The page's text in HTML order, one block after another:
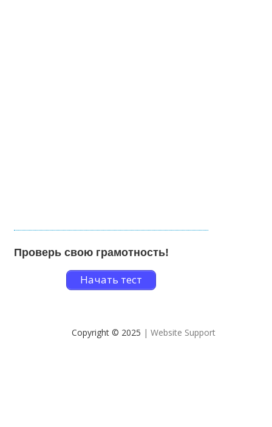
Проверь свою грамотность!
Начать тест
Copyright © 2025 | Website Support